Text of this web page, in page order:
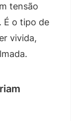
tensão
É o tipo de
vivida,